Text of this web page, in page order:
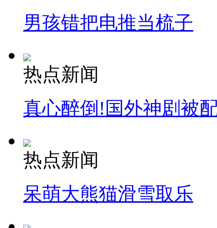
男孩错把电推当梳子
热点新闻
真心醉倒!国外神剧被
热点新闻
呆萌大熊猫滑雪取乐